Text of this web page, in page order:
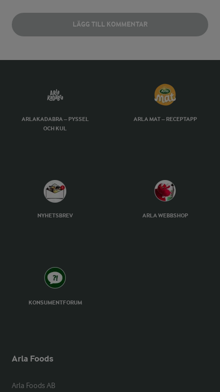
LÄGG TILL KOMMENTAR
ARLAKADABRA – PYSSEL
OCH KUL
ARLA MAT – RECEPTAPP
NYHETSBREV ARLA WEBBSHOP
KONSUMENTFORUM
Arla Foods
Arla Foods AB